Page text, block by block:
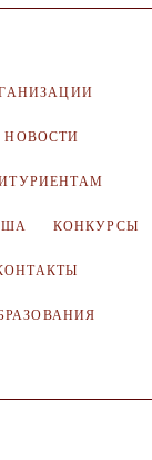
НОВОСТИ
КОНКУРСЫ